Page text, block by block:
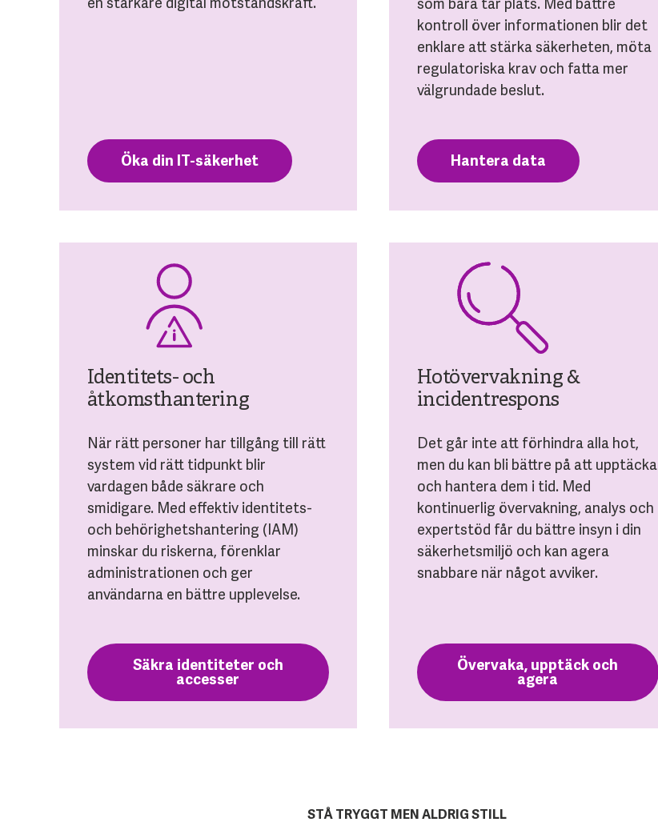
Öka din IT-säkerhet
kontroll över informationen blir det
enklare att stärka säkerheten, möta
regulatoriska krav och fatta mer
välgrundade beslut.
Hantera data
Identitets- och
åtkomsthantering
När rätt personer har tillgång till rätt
system vid rätt tidpunkt blir
vardagen både säkrare och
smidigare. Med effektiv identitets-
och behörighetshantering (IAM)
minskar du riskerna, förenklar
administrationen och ger
användarna en bättre upplevelse.
Säkra identiteter och
accesser
Hotövervakning &
incidentrespons
Det går inte att förhindra alla hot,
men du kan bli bättre på att upptäcka
och hantera dem i tid. Med
kontinuerlig övervakning, analys och
expertstöd får du bättre insyn i din
säkerhetsmiljö och kan agera
snabbare när något avviker.
Övervaka, upptäck och
agera
STÅ TRYGGT MEN ALDRIG STILL